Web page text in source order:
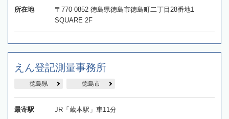
所在地
〒770-0852 徳島県徳島市徳島町二丁目28番地1
SQUARE 2F
えん登記測量事務所
徳島県 徳島市
最寄駅 JR「蔵本駅」車11分